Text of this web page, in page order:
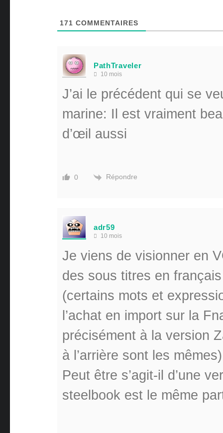
171 COMMENTAIRES
PathTraveler
10 mois
J’ai le précédent qui se
marine: Il est vraiment
d’œil aussi
0 Répondre
adr59
10 mois
Je viens de visionner en
des sous titres en
(certains mots et
l’achat en import sur la
précisément à la version
à l’arrière sont les
Peut être s’agit-il d’une
steelbook est le même